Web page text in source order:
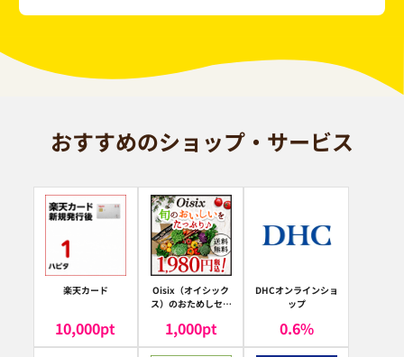
おすすめのショップ・サービス
楽天カード
10,000pt
Oisix（オイシック
ス）のおためしセッ
1,000pt
DHCオンラインショ
ップ
0.6%